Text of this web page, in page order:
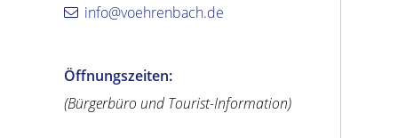
info@voehrenbach.de
Öffnungszeiten:
(Bürgerbüro und Tourist-Information)